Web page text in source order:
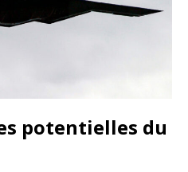
potentielles du